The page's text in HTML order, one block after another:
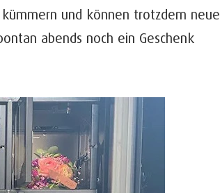
und können trotzdem neue
abends noch ein Geschenk